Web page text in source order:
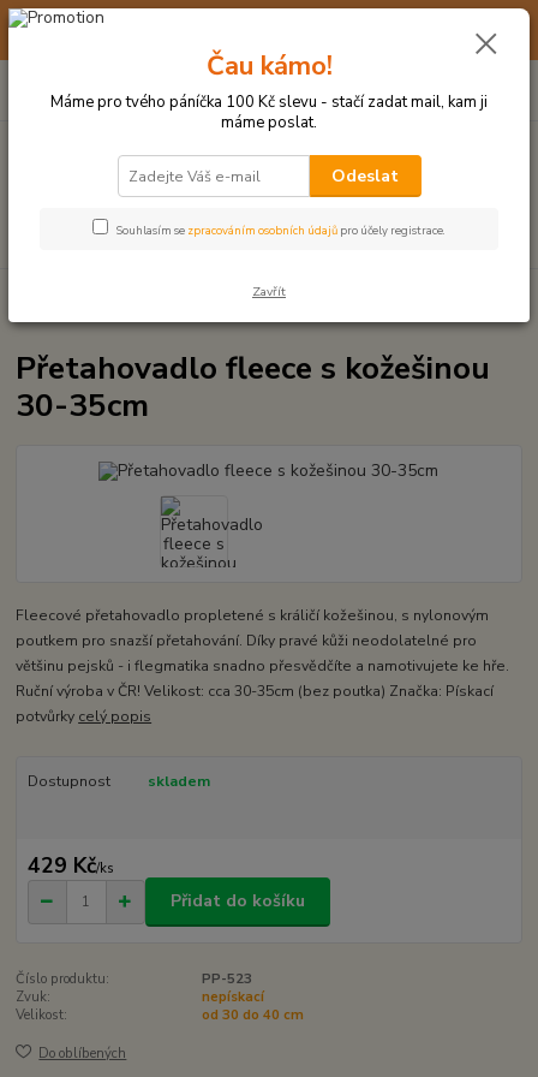
☀️ 10. - 14. SRPNA 2026 MÁME DOVOLENOU ☀️ OBJEDNÁVKY
Hledat
po–pá: 9–17 hod.
za0 Kč
HRAČKY Z KŮŽE, S KOŽEŠINOU
Přetahovadlo fleece s kožešinou
30-35cm
Fleecové přetahovadlo propletené s králičí kožešinou, s nylonovým
poutkem pro snazší přetahování. Díky pravé kůži neodolatelné pro
většinu pejsků - i flegmatika snadno přesvědčíte a namotivujete ke hře.
Ruční výroba v ČR! Velikost: cca 30-35cm (bez poutka) Značka: Pískací
potvůrky celý popis
Dostupnost skladem
429 Kč/ks
Přidat do košíku
Číslo produktu:
PP-523
Zvuk:
nepískací
Velikost:
od 30 do 40 cm
Do oblíbených
Čau kámo!
Máme pro tvého páníčka 100 Kč slevu - stačí zadat mail, kam ji
máme poslat.
Odeslat
Souhlasím se zpracováním osobních údajů pro účely registrace.
Zavřít